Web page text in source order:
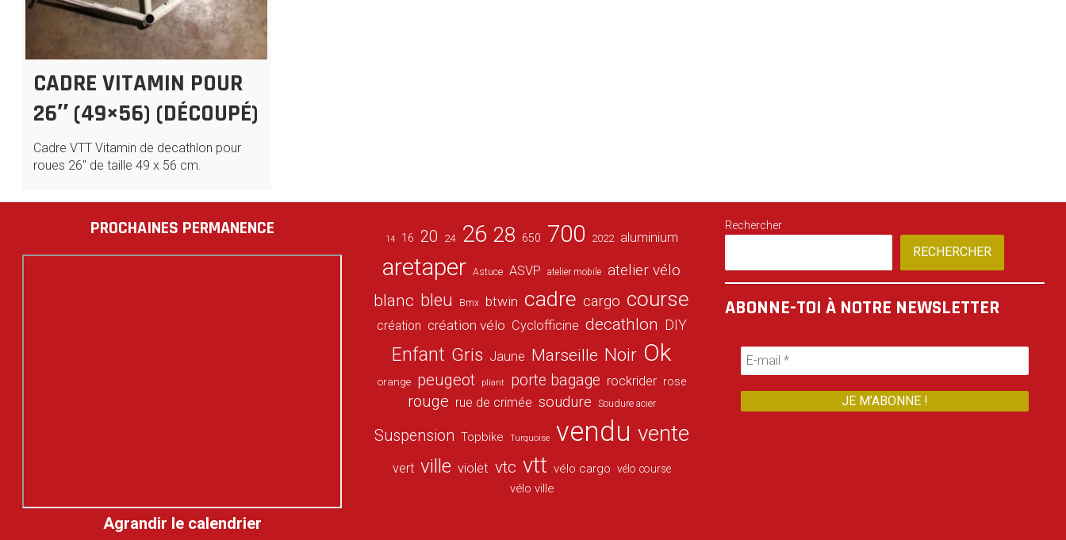
CADRE VITAMIN POUR
26″ (49×56) (DÉCOUPÉ)
Cadre VTT Vitamin de decathlon pour
roues 26″ de taille 49 x 56 cm.
PROCHAINES PERMANENCE
Agrandir le calendrier
14 16 20 24 26 28 650 700 2022 aluminium
aretaper Astuce ASVP atelier mobile atelier vélo
blanc bleu Bmx btwin cadre cargo course
création création vélo Cyclofficine decathlon DIY
Enfant Gris Jaune Marseille Noir Ok
orange peugeot pliant porte bagage rockrider rose
rouge rue de crimée soudure Soudure acier
Suspension Topbike Turquoise vendu vente
vert ville violet vtc vtt vélo cargo vélo course
vélo ville
Rechercher
RECHERCHER
ABONNE-TOI À NOTRE NEWSLETTER